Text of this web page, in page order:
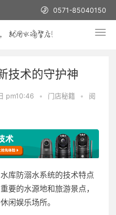
0571-85040150
技术的守护神
pm10:46 • 门店秘籍 •
阅
库防溺水系统的技术特点
要的水源地和旅游景点，
闲娱乐场所。